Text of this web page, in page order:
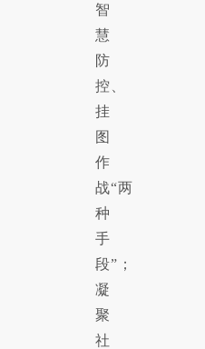
智
慧
防
控、
挂
图
作
战“两
种
手
段”；
凝
聚
社